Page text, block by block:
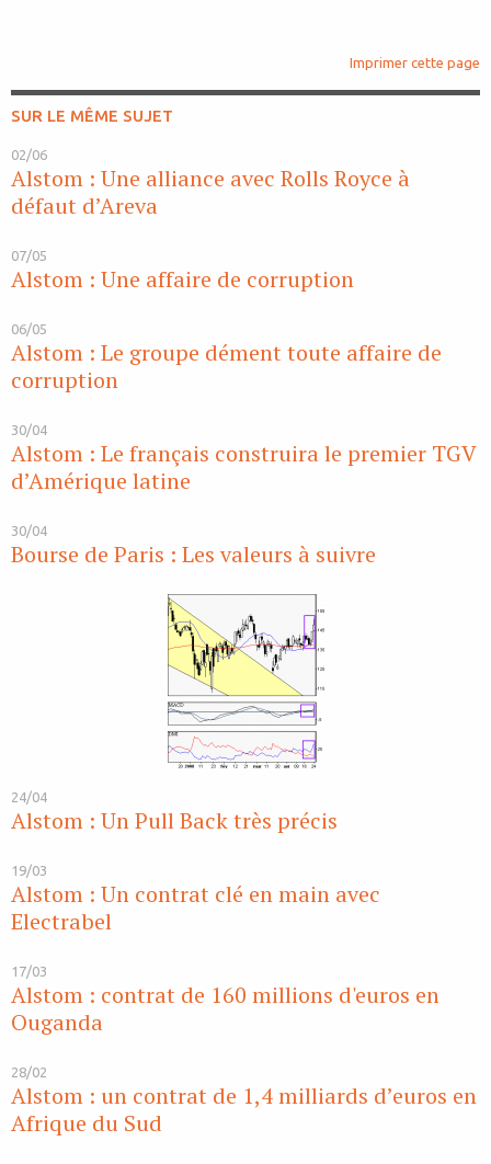
Imprimer cette page
SUR LE MÊME SUJET
02/06
Alstom : Une alliance avec Rolls Royce à
défaut d’Areva
07/05
Alstom : Une affaire de corruption
06/05
Alstom : Le groupe dément toute affaire de
corruption
30/04
Alstom : Le français construira le premier TGV
d’Amérique latine
30/04
Bourse de Paris : Les valeurs à suivre
24/04
Alstom : Un Pull Back très précis
19/03
Alstom : Un contrat clé en main avec
Electrabel
17/03
Alstom : contrat de 160 millions d'euros en
Ouganda
28/02
Alstom : un contrat de 1,4 milliards d’euros en
Afrique du Sud